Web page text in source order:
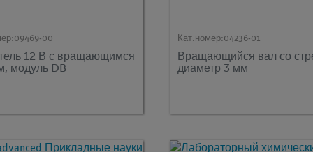
09469-00
12 В с вращающимся
модуль DB
Кат.номер:04236-01
Вращающийся вал со
диаметр 3 мм